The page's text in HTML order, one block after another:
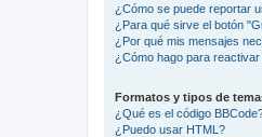
¿Cómo se puede reportar
¿Para qué sirve el botón
¿Por qué mis mensajes
¿Cómo hago para
Formatos y tipos de
¿Qué es el código
¿Puedo usar HTML?